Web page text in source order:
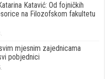
Katavić: Od fojničkih
na Filozofskom fakultetu
mjesnim zajednicama
pobjednici